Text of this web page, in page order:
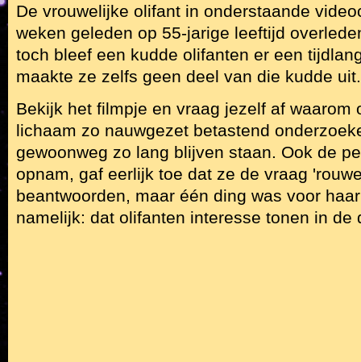
De vrouwelijke olifant in onderstaande
weken geleden op 55-jarige leeftijd
toch bleef een kudde olifanten er een
maakte ze zelfs geen deel van die kudde uit.
Bekijk het filmpje en vraag jezelf af waarom
lichaam zo nauwgezet betastend
gewoonweg zo lang blijven staan. Ook de
opnam, gaf eerlijk toe dat ze de vraag
beantwoorden, maar één ding was voor
namelijk: dat olifanten interesse tonen in de